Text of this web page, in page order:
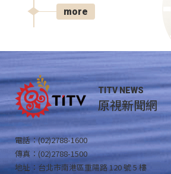
more
TITV NEWS
原視新聞網
電話：(02)2788-1600
傳真：(02)2788-1500
地址：台北市南港區重陽路 120 號 5 樓